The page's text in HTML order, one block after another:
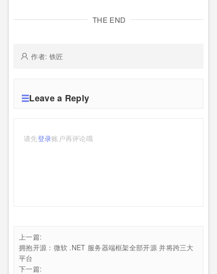
THE END
作者: 铁匠
Leave a Reply
请先登录账户再评论哦
上一篇:
拥抱开源：微软 .NET 服务器端框架全部开源 并将跨三大
平台
下一篇: